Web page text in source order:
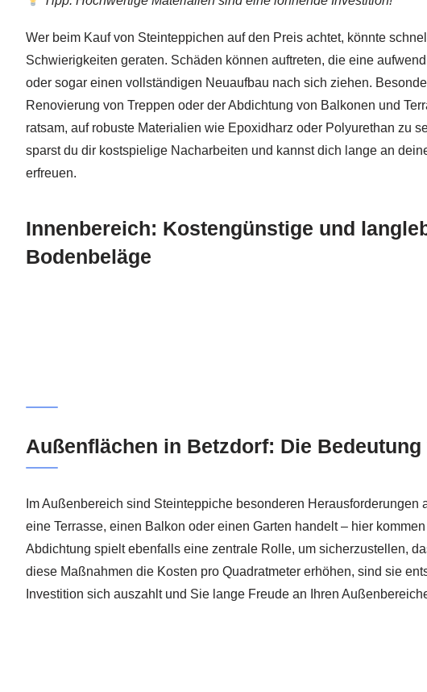
Wer beim Kauf von Steinteppichen auf den Preis achtet, könnte
Schwierigkeiten geraten. Schäden können auftreten, die eine
oder sogar einen vollständigen Neuaufbau nach sich ziehen.
Renovierung von Treppen oder der Abdichtung von Balkonen und
ratsam, auf robuste Materialien wie Epoxidharz oder Polyurethan zu
sparst du dir kostspielige Nacharbeiten und kannst dich lange an
erfreuen.
Innenbereich: Kostengünstige und
Bodenbeläge
Außenflächen in Betzdorf: Die
Im Außenbereich sind Steinteppiche besonderen
eine Terrasse, einen Balkon oder einen Garten handelt – hier
Abdichtung spielt ebenfalls eine zentrale Rolle, um sicherzustellen,
diese Maßnahmen die Kosten pro Quadratmeter erhöhen, sind sie
Investition sich auszahlt und Sie lange Freude an Ihren